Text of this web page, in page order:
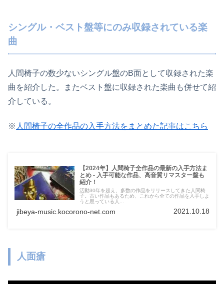
シングル・ベスト盤等にのみ収録されている楽
曲
人間椅子の数少ないシングル盤のB面として収録された楽
曲を紹介した。またベスト盤に収録された楽曲も併せて紹
介している。
※ 人間椅子の全作品の入手方法をまとめた記事はこちら
【2024年】人間椅子全作品の最新の入手方法ま
とめ - 入手可能な作品、高音質リマスター盤も
紹介！
活動30年を超え、多数の作品をリリースしてきた人間椅
子。古い作品もあるため、これから全ての作品を入手しよ
うと思っている人...
jibeya-music.kocorono-net.com 2021.10.18
人面瘡